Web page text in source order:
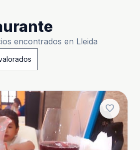
encontrados en Lleida
favorite